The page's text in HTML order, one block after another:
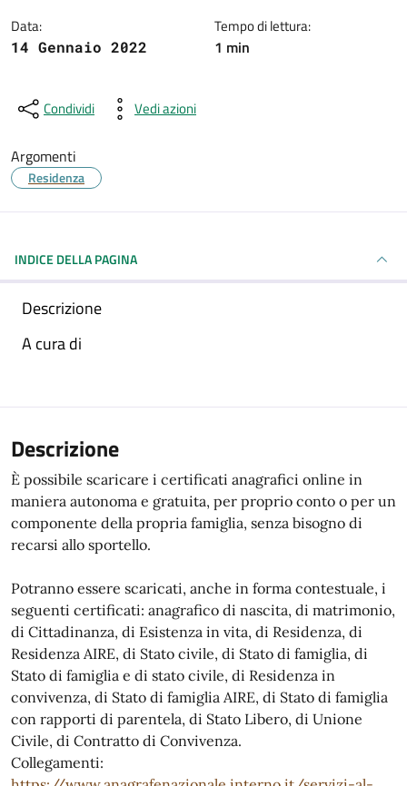
Data:
14 Gennaio 2022
Tempo di lettura:
1 min
Condividi Vedi azioni
Argomenti
Residenza
INDICE DELLA PAGINA
Descrizione
A cura di
Descrizione
È possibile scaricare i certificati anagrafici online in
maniera autonoma e gratuita, per proprio conto o per un
componente della propria famiglia, senza bisogno di
recarsi allo sportello.
Potranno essere scaricati, anche in forma contestuale, i
seguenti certificati: anagrafico di nascita, di matrimonio,
di Cittadinanza, di Esistenza in vita, di Residenza, di
Residenza AIRE, di Stato civile, di Stato di famiglia, di
Stato di famiglia e di stato civile, di Residenza in
convivenza, di Stato di famiglia AIRE, di Stato di famiglia
con rapporti di parentela, di Stato Libero, di Unione
Civile, di Contratto di Convivenza.
Collegamenti: